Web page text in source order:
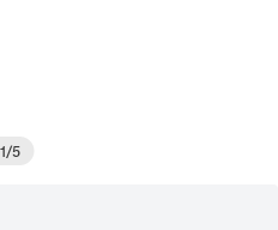
1/5